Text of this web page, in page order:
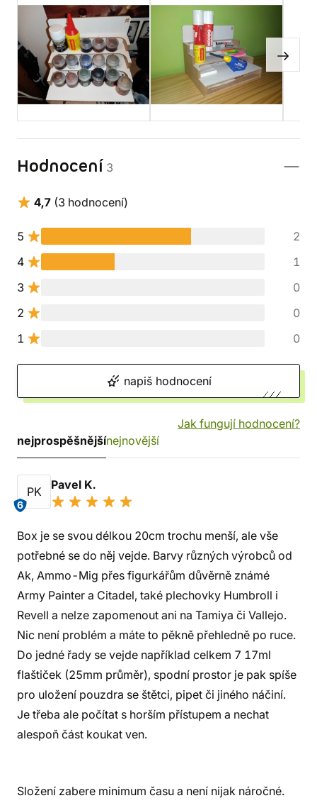
Hodnocení 3
4,7 (3 hodnocení)
5
2
4
1
3
0
2
0
1
0
napiš hodnocení
Jak fungují hodnocení?
nejprospěšnějšínejnovější
PK
6
Pavel K.
Box je se svou délkou 20cm trochu menší, ale vše
potřebné se do něj vejde. Barvy různých výrobců od
Ak, Ammo-Mig přes figurkářům důvěrně známé
Army Painter a Citadel, také plechovky Humbroll i
Revell a nelze zapomenout ani na Tamiya či Vallejo.
Nic není problém a máte to pěkně přehledně po ruce.
Do jedné řady se vejde například celkem 7 17ml
flaštiček (25mm průměr), spodní prostor je pak spíše
pro uložení pouzdra se štětci, pipet či jiného náčiní.
Je třeba ale počítat s horším přístupem a nechat
alespoň část koukat ven.
Složení zabere minimum času a není nijak náročné.